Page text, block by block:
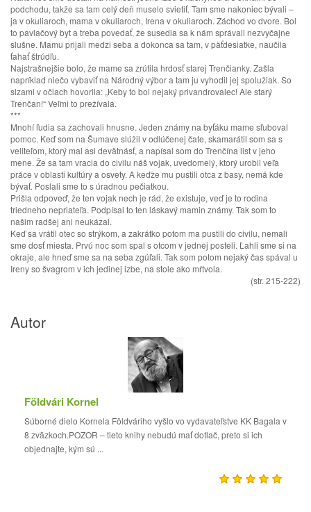
podchodu, takže sa tam celý deň muselo svietiť. Tam sme nakoniec bývali –
ja v okuliaroch, mama v okuliaroch, Irena v okuliaroch. Záchod vo dvore. Bol
to pavlačový byt a treba povedať, že susedia sa k nám správali nezvyčajne
slušne. Mamu prijali medzi seba a dokonca sa tam, v päťdesiatke, naučila
ťahať štrúdľu.
Najstrašnejšie bolo, že mame sa zrútila hrdosť starej Trenčianky. Zašla
napríklad niečo vybaviť na Národný výbor a tam ju vyhodil jej spolužiak. So
slzami v očiach hovorila: „Keby to bol nejaký privandrovalec! Ale starý
Trenčan!“ Veľmi to prežívala.
***
Mnohí ľudia sa zachovali hnusne. Jeden známy na byťáku mame sľuboval
pomoc. Keď som na Šumave slúžil v odlúčenej čate, skamarátil som sa s
veliteľom, ktorý mal asi devätnásť, a napísal som do Trenčína list v jeho
mene. Že sa tam vracia do civilu náš vojak, uvedomelý, ktorý urobil veľa
práce v oblasti kultúry a osvety. A keďže mu pustili otca z basy, nemá kde
bývať. Poslali sme to s úradnou pečiatkou.
Prišla odpoveď, že ten vojak nech je rád, že existuje, veď je to rodina
triedneho nepriateľa. Podpísal to ten láskavý mamin známy. Tak som to
našim radšej ani neukázal.
Keď sa vrátil otec so strýkom, a zakrátko potom ma pustili do civilu, nemali
sme dosť miesta. Prvú noc som spal s otcom v jednej posteli. Ľahli sme si na
okraje, ale hneď sme sa na seba zgúľali. Tak som potom nejaký čas spával u
Ireny so švagrom v ich jedinej izbe, na stole ako mŕtvola.
(str. 215-222)
Autor
Földvári Kornel
Súborné dielo Kornela Földváriho vyšlo vo vydavateľstve KK Bagala v
8 zväzkoch.POZOR – tieto knihy nebudú mať dotlač, preto si ich
objednajte, kým sú ...